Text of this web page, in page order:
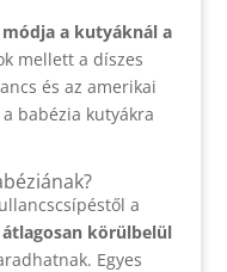
a kutyáknál a
mellett a díszes
és az amerikai
babézia kutyákra
a
átlagosan körülbelül
Egyes